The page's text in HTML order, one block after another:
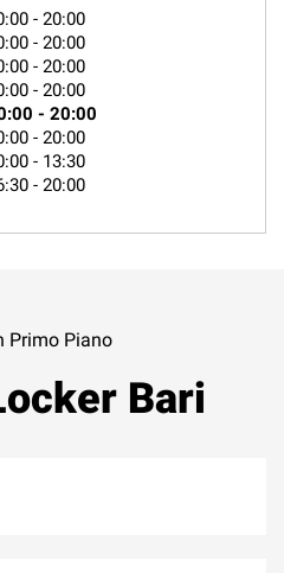
- 20:00
- 20:00
- 20:00
- 20:00
- 20:00
- 20:00
- 13:30
- 20:00
Primo Piano
Bari